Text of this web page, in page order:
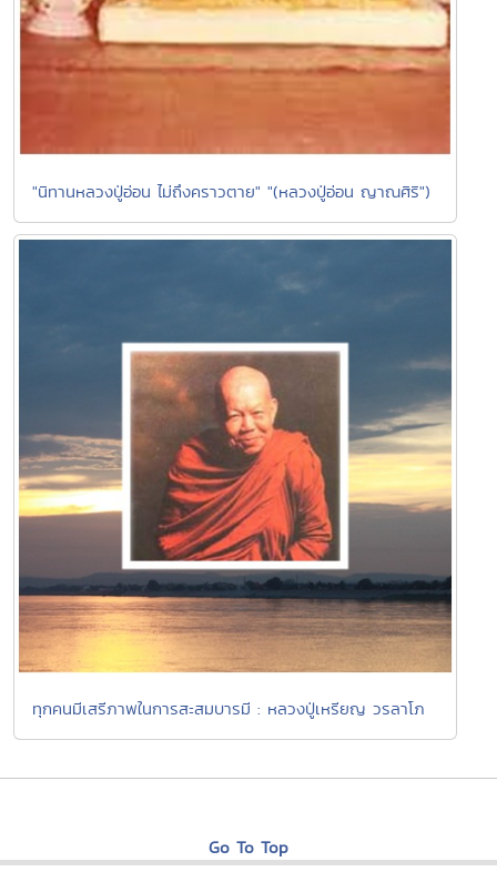
"นิทานหลวงปู่อ่อน ไม่ถึงคราวตาย" "(หลวงปู่อ่อน ญาณศิริ")
ทุกคนมีเสรีภาพในการสะสมบารมี : หลวงปู่เหรียญ วรลาโภ
Go To Top